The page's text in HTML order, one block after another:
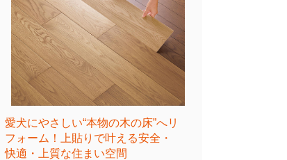
愛犬にやさしい“本物の木の床”へリ
フォーム！上貼りで叶える安全・
快適・上質な住まい空間